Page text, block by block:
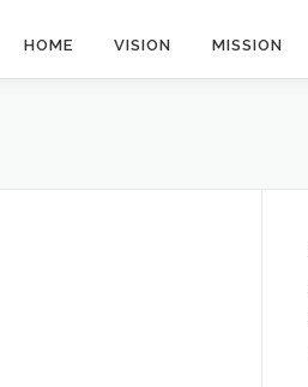
HOME VISION MISSION